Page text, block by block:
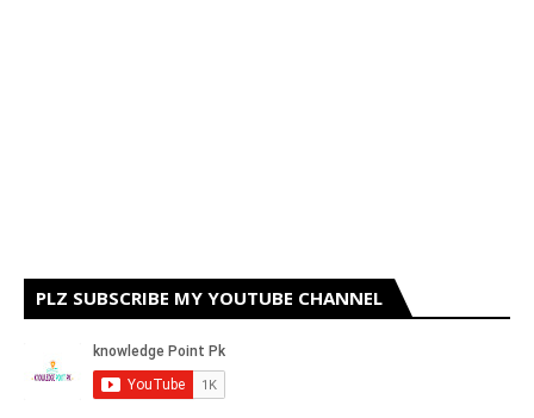
PLZ SUBSCRIBE MY YOUTUBE CHANNEL